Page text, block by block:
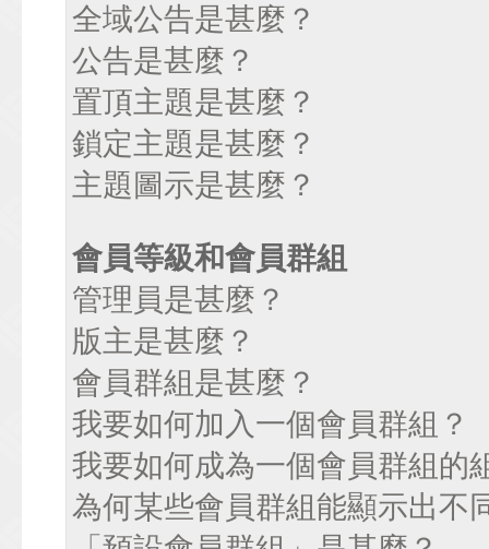
全域公告是甚麼？
公告是甚麼？
置頂主題是甚麼？
鎖定主題是甚麼？
主題圖示是甚麼？
會員等級和會員群組
管理員是甚麼？
版主是甚麼？
會員群組是甚麼？
我要如何加入一個會員群組？
我要如何成為一個會員群組的
為何某些會員群組能顯示出不